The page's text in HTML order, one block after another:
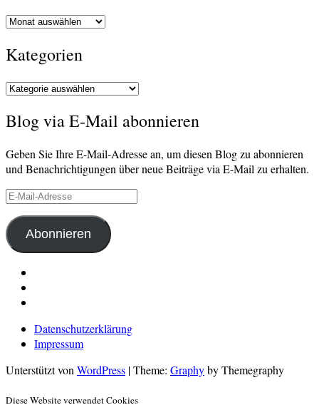
Archiv
Kategorien
Kategorien
Blog via E-Mail abonnieren
Geben Sie Ihre E-Mail-Adresse an, um diesen Blog zu abonnieren
und Benachrichtigungen über neue Beiträge via E-Mail zu erhalten.
E-
Adresse
Abonnieren
Datenschutzerklärung
Impressum
Unterstützt vonWordPress |Theme: Graphyby Themegraphy
Diese Website verwendet Cookies